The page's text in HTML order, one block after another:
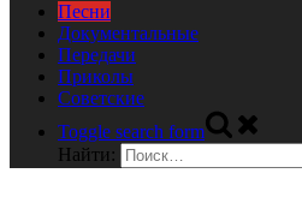
Песни
Документальные
Передачи
Приколы
Советские
Toggle search form
Найти: